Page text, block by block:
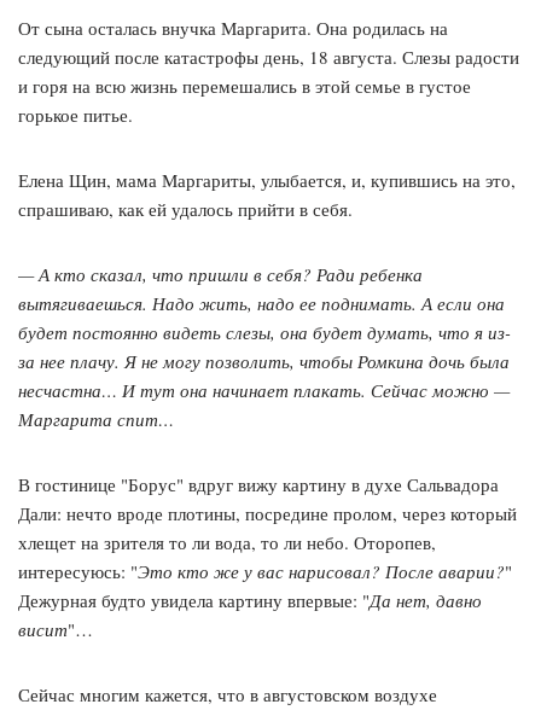
От сына осталась внучка Маргарита. Она родилась на
следующий после катастрофы день, 18 августа. Слезы радости
и горя на всю жизнь перемешались в этой семье в густое
горькое питье.
Елена Щин, мама Маргариты, улыбается, и, купившись на это,
спрашиваю, как ей удалось прийти в себя.
— А кто сказал, что пришли в себя? Ради ребенка
вытягиваешься. Надо жить, надо ее поднимать. А если она
будет постоянно видеть слезы, она будет думать, что я из-
за нее плачу. Я не могу позволить, чтобы Ромкина дочь была
несчастна… И тут она начинает плакать. Сейчас можно —
Маргарита спит…
В гостинице "Борус" вдруг вижу картину в духе Сальвадора
Дали: нечто вроде плотины, посредине пролом, через который
хлещет на зрителя то ли вода, то ли небо. Оторопев,
интересуюсь: "Это кто же у вас нарисовал? После аварии?"
Дежурная будто увидела картину впервые: "Да нет, давно
висит"…
Сейчас многим кажется, что в августовском воздухе